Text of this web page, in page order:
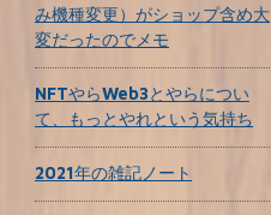
み機種変更）がショップ含め大
変だったのでメモ
NFTやらWeb3とやらについ
て、もっとやれという気持ち
2021年の雑記ノート